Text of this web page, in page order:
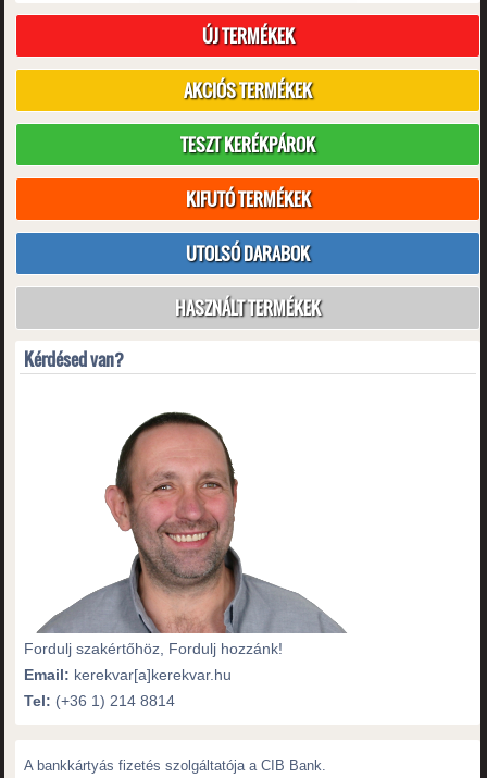
ÚJ TERMÉKEK
AKCIÓS TERMÉKEK
TESZT KERÉKPÁROK
KIFUTÓ TERMÉKEK
UTOLSÓ DARABOK
HASZNÁLT TERMÉKEK
Kérdésed van?
Fordulj szakértőhöz, Fordulj hozzánk!
Email: kerekvar[a]kerekvar.hu
Tel: (+36 1) 214 8814
A bankkártyás fizetés szolgáltatója a CIB Bank.